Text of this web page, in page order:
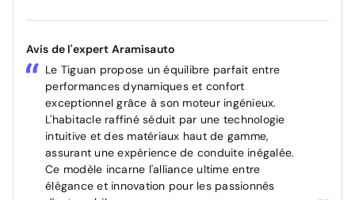
Avis de l'expert Aramisauto
Le Tiguan propose un équilibre parfait entre
performances dynamiques et confort
exceptionnel grâce à son moteur ingénieux.
L'habitacle raffiné séduit par une technologie
intuitive et des matériaux haut de gamme,
assurant une expérience de conduite inégalée.
Ce modèle incarne l'alliance ultime entre
élégance et innovation pour les passionnés